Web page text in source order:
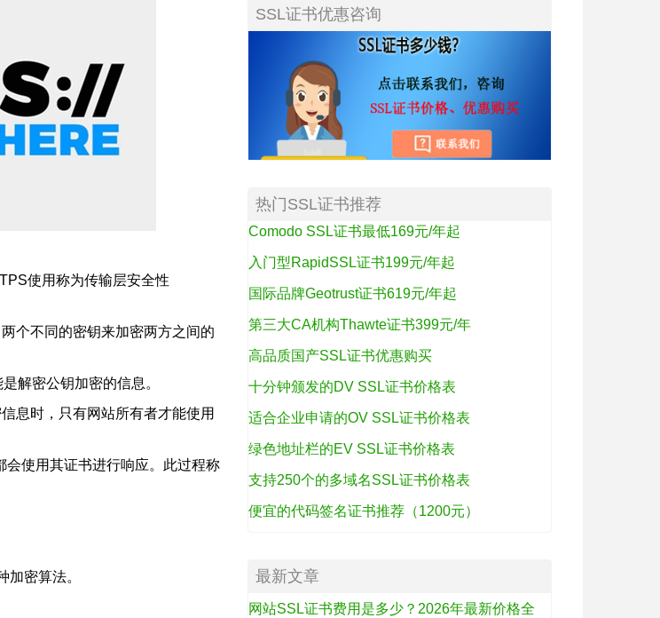
使用称为传输层安全性
个不同的密钥来加密两方之间的
解密公钥加密的信息。
息时，只有网站所有者才能使用
使用其证书进行响应。此过程称
密算法。
SSL证书优惠咨询
热门SSL证书推荐
Comodo SSL证书最低169元/年起
入门型RapidSSL证书199元/年起
国际品牌Geotrust证书619元/年起
第三大CA机构Thawte证书399元/年
高品质国产SSL证书优惠购买
十分钟颁发的DV SSL证书价格表
适合企业申请的OV SSL证书价格表
绿色地址栏的EV SSL证书价格表
支持250个的多域名SSL证书价格表
便宜的代码签名证书推荐（1200元）
最新文章
网站SSL证书费用是多少？2026年最新价格全